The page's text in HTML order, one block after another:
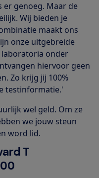
er genoeg. Maar de
Wij bieden je
maakt ons
onze uitgebreide
laboratoria onder
hiervoor geen
Zo krijg jij 100%
testinformatie.'
wel geld. Om ze
we jouw steun
word lid.